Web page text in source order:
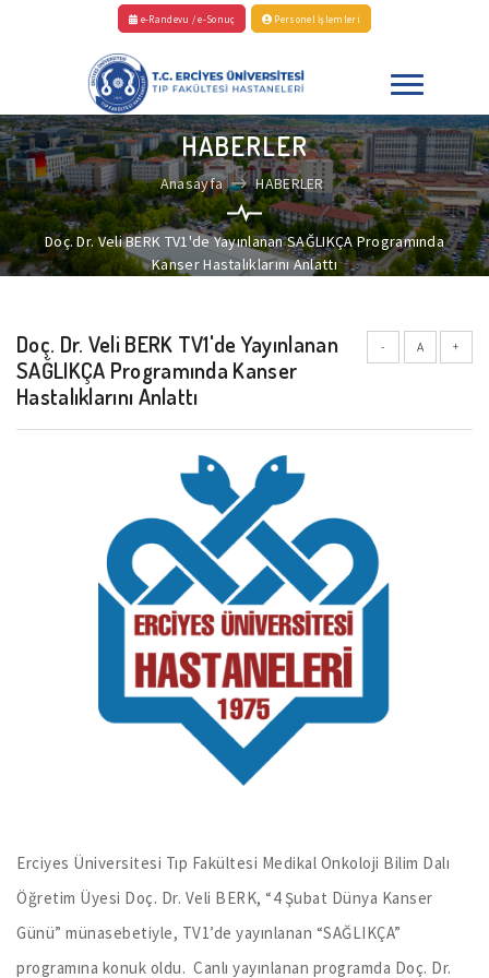
e-Randevu / e-Sonuç Personel İşlemleri
HABERLER
Anasayfa HABERLER
Doç. Dr. Veli BERK TV1'de Yayınlanan SAĞLIKÇA Programında
Kanser Hastalıklarını Anlattı
- A +
Doç. Dr. Veli BERK TV1'de Yayınlanan
SAĞLIKÇA Programında Kanser
Hastalıklarını Anlattı
Erciyes Üniversitesi Tıp Fakültesi Medikal Onkoloji Bilim Dalı
Öğretim Üyesi Doç. Dr. Veli BERK, “4 Şubat Dünya Kanser
Günü” münasebetiyle, TV1’de yayınlanan “SAĞLIKÇA”
programına konuk oldu. Canlı yayınlanan programda Doç. Dr.